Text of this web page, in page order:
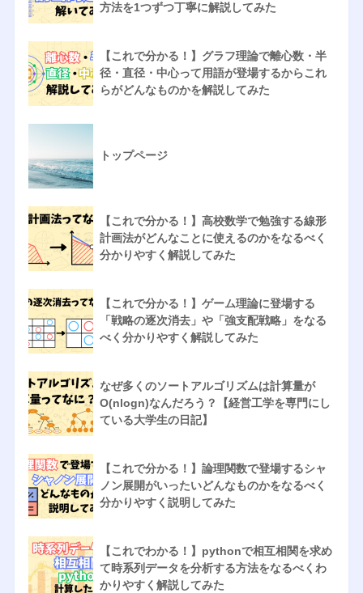
方法を1つずつ丁寧に解説してみた
【これで分かる！】グラフ理論で離心数・半
径・直径・中心って用語が登場するからこれ
らがどんなものかを解説してみた
トップページ
【これで分かる！】高校数学で勉強する線形
計画法がどんなことに使えるのかをなるべく
分かりやすく解説してみた
【これで分かる！】ゲーム理論に登場する
「戦略の逐次消去」や「強支配戦略」をなる
べく分かりやすく解説してみた
なぜ多くのソートアルゴリズムは計算量が
O(nlogn)なんだろう？【経営工学を専門にし
ている大学生の日記】
【これで分かる！】論理関数で登場するシャ
ノン展開がいったいどんなものかをなるべく
分かりやすく説明してみた
【これでわかる！】pythonで相互相関を求め
て時系列データを分析する方法をなるべくわ
かりやすく解説してみた